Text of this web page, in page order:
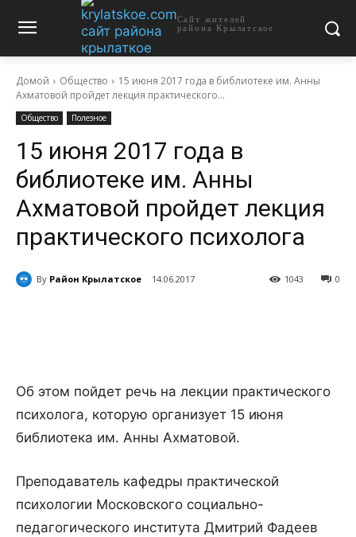
Сайт жителей
района Крылатское
Домой Общество
15 июня 2017 года в библиотеке им. Анны
Ахматовой пройдет лекция практического...
Общество Полезное
15 июня 2017 года в
библиотеке им. Анны
Ахматовой пройдет лекция
практического психолога
By Район Крылатское 14.06.2017 0
1043
Об этом пойдет речь на лекции практического
психолога, которую организует 15 июня
библиотека им. Анны Ахматовой.
Преподаватель кафедры практической
психологии Московского социально-
педагогического института Дмитрий Фадеев